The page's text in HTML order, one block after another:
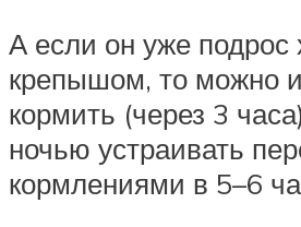
А если он уже
крепышом, то можно
кормить (через 3
ночью устраивать
кормлениями в 5–6